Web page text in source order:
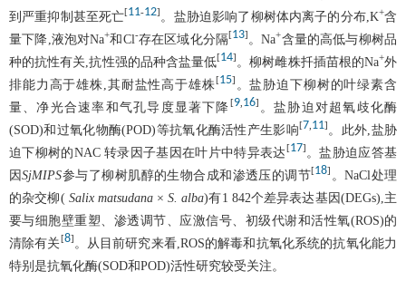
到严重抑制甚至死亡[11-12] 。盐胁迫影响了柳树体内离子的分布,K+含
量下降,液泡对Na+和Cl-存在区域化分隔[13] 。Na+含量的高低与柳树品
种的抗性有关,抗性强的品种含盐量低[14] 。柳树雌株扦插苗根的Na+外
排能力高于雄株,其耐盐性高于雄株[15] 。盐胁迫下柳树的叶绿素含
量、净光合速率和气孔导度显著下降 [9,16] 。盐胁迫对超氧歧化酶
(SOD)和过氧化物酶(POD)等抗氧化酶活性产生影响[7,11] 。此外,盐胁
迫下柳树的NAC 转录因子基因在叶片中特异表达 [17] 。盐胁迫应答基
因SjMIPS参与了柳树肌醇的生物合成和渗透压的调节[18] 。NaCl处理
的杂交柳( Salix matsudana×S. alba)有1 842个差异表达基因(DEGs),主
要与细胞壁重塑、渗透调节、应激信号、初级代谢和活性氧(ROS)的
清除有关[8] 。从目前研究来看,ROS的解毒和抗氧化系统的抗氧化能力
特别是抗氧化酶(SOD和POD)活性研究较受关注。